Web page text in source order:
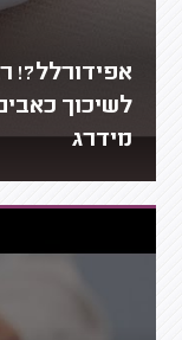
אפידורלל?!
לשיכוך
מידרג